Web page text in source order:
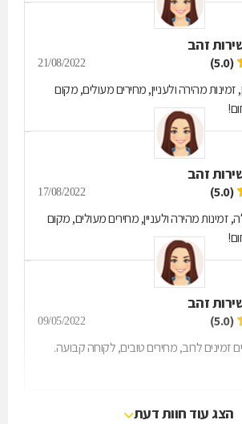
זהב
(5.0)
21/08/2022
זמינות מהירה ולעניין, מחירים מעולים, מקום
זהב
(5.0)
17/08/2022
זמינות מהירה ולעניין, מחירים מעולים, מקום
זהב
(5.0)
09/05/2022
זמינים לרוב, מחירים טובים, לקוחה קבועה.
הצג עוד חוות דעת